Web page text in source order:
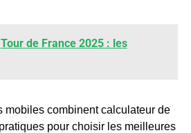
Tour de France 2025 : les
mobiles combinent calculateur de
pour choisir les meilleures